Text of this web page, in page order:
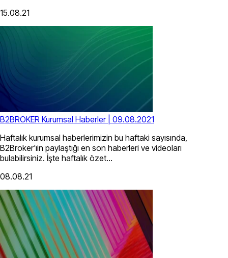
15.08.21
B2BROKER Kurumsal Haberler | 09.08.2021
Haftalık kurumsal haberlerimizin bu haftaki sayısında,
B2Broker'ıin paylaştığı en son haberleri ve videoları
bulabilirsiniz. İşte haftalık özet...
08.08.21